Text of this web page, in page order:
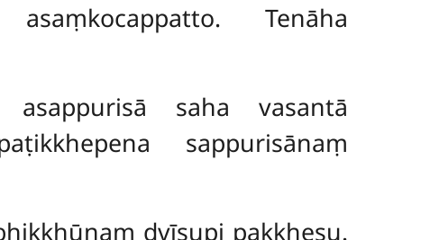
Tenāha
saha vasantā
sappurisānaṃ
dvīsupi pakkhesu.